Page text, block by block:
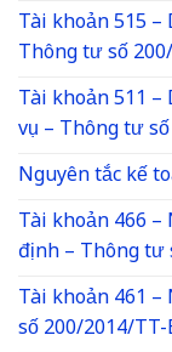
Tài khoản 515
Thông tư số
Tài khoản 511
vụ – Thông tư
Nguyên tắc kế
Tài khoản 466
định – Thông tư
Tài khoản 461
số 200/2014/